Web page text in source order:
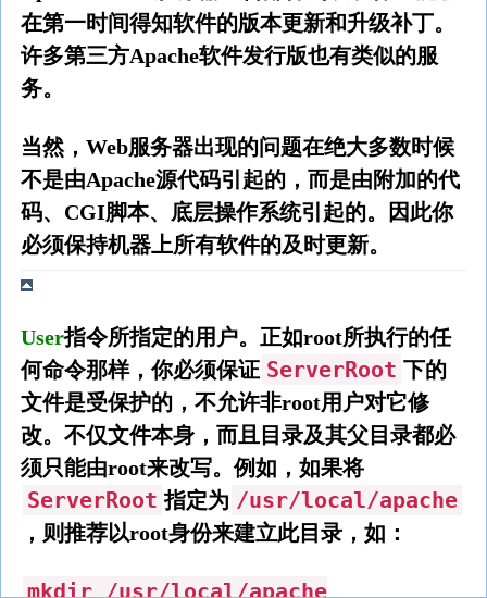
在第一时间得知软件的版本更新和升级补丁。
许多第三方Apache软件发行版也有类似的服
务。
当然，Web服务器出现的问题在绝大多数时候
不是由Apache源代码引起的，而是由附加的代
码、CGI脚本、底层操作系统引起的。因此你
必须保持机器上所有软件的及时更新。
User指令所指定的用户。正如root所执行的任
何命令那样，你必须保证 ServerRoot 下的
文件是受保护的，不允许非root用户对它修
改。不仅文件本身，而且目录及其父目录都必
须只能由root来改写。例如，如果将
ServerRoot 指定为 /usr/local/apache
，则推荐以root身份来建立此目录，如：
mkdir /usr/local/apache